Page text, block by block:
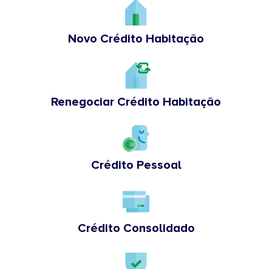
Novo Crédito Habitação
Renegociar Crédito Habitação
Crédito Pessoal
Crédito Consolidado